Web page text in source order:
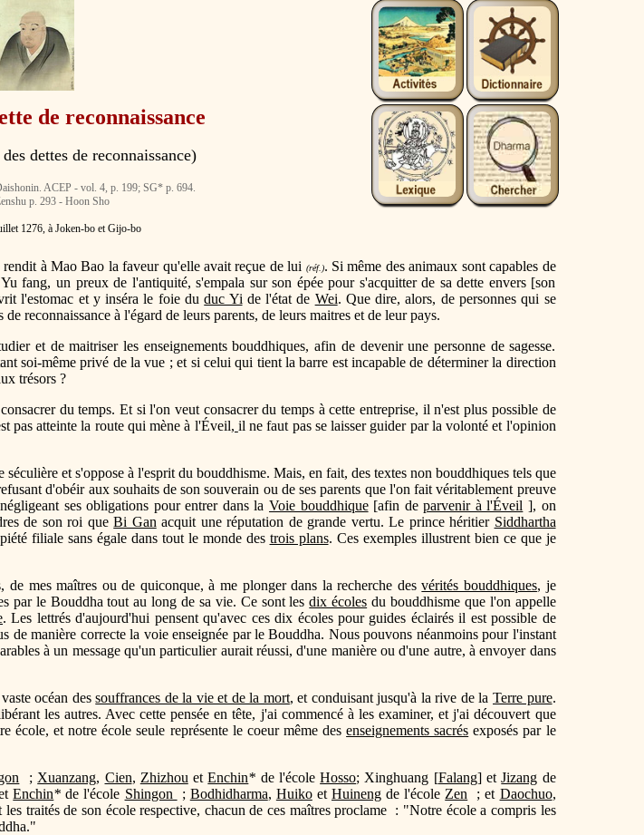
de reconnaissance
dettes de reconnaissance)
ACEP - vol. 4, p. 199; SG* p. 694.
p. 293 - Hoon Sho
1276, à Joken-bo et Gijo-bo
à Mao Bao la faveur qu'elle avait reçue de lui (réf.). Si même des animaux sont capables de
fang, un preux de l'antiquité, s'empala sur son épée pour s'acquitter de sa dette envers [son
l'estomac et y inséra le foie duduc Yi de l'état de Wei. Que dire, alors, de personnes qui se
reconnaissance à l'égard de leurs parents, de leurs maitres et de leur pays.
et de maitriser les enseignements bouddhiques, afin de devenir une personne de sagesse.
soi-même privé de la vue ; et si celui qui tient la barre est incapable de déterminer la direction
trésors ?
du temps. Et si l'on veut consacrer du temps à cette entreprise, il n'est plus possible de
pas atteinte la route qui mène à l'Éveil, il ne faut pas se laisser guider par la volonté et l'opinion
et s'oppose à l'esprit du bouddhisme. Mais, en fait, des textes non bouddhiques tels que
d'obéir aux souhaits de son souverain ou de ses parents que l'on fait véritablement preuve
ses obligations pour entrer dans la Voie bouddhique[afin deparvenir à l'Éveil ], on
de son roi queBi Gan acquit une réputation de grande vertu. Le prince héritier Siddhartha
filiale sans égale dans tout le monde des trois plans. Ces exemples illustrent bien ce que je
mes maîtres ou de quiconque, à me plonger dans la recherche desvérités bouddhiques, je
par le Bouddha tout au long de sa vie. Ce sont lesdix écoles du bouddhisme que l'on appelle
. Les lettrés d'aujourd'hui pensent qu'avec ces dix écoles pour guides éclairés il est possible de
de manière correcte la voie enseignée par le Bouddha. Nous pouvons néanmoins pour l'instant
à un message qu'un particulier aurait réussi, d'une manière ou d'une autre, à envoyer dans
océan dessouffrances de la vie et de la mort, et conduisant jusqu'à la rive de la Terre pure.
les autres. Avec cette pensée en tête, j'ai commencé à les examiner, et j'ai découvert que
école, et notre école seule représente le coeur même desenseignements sacrés exposés par le
; Xuanzang, Cien, Zhizhou etEnchin* de l'écoleHosso; Xinghuang [Falang] etJizang de
Enchin* de l'école Shingon ; Bodhidharma, Huikoet Huinengde l'école Zen ; et Daochuo,
les traités de son école respective, chacun de ces maîtres proclame : "Notre école a compris les